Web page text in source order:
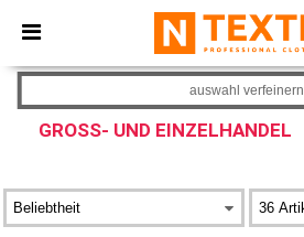
× Ntextil App
Bessere Preise in der App!
GROSS- UND EINZELHANDEL
auswahl verfeinern